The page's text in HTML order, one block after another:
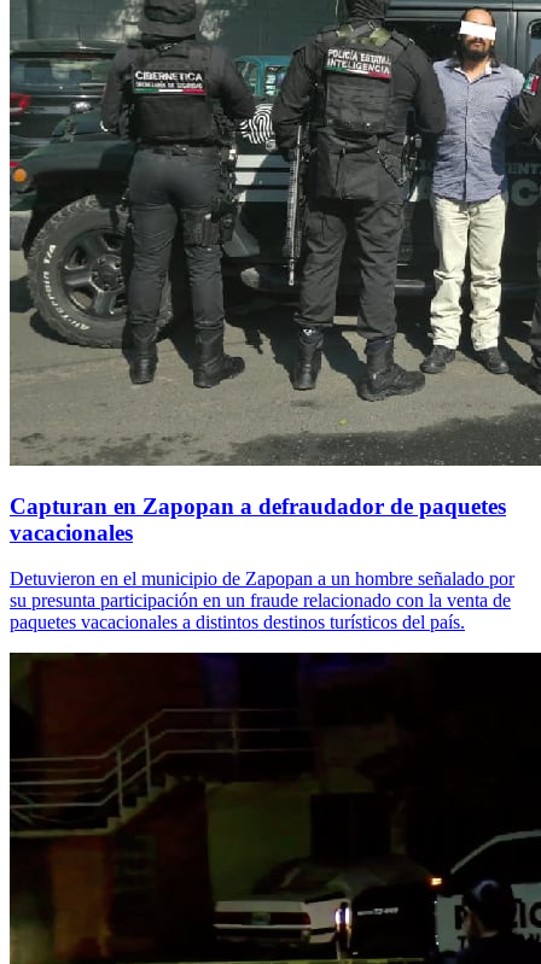
Capturan en Zapopan a defraudador de paquetes
vacacionales
Detuvieron en el municipio de Zapopan a un hombre señalado por
su presunta participación en un fraude relacionado con la venta de
paquetes vacacionales a distintos destinos turísticos del país.